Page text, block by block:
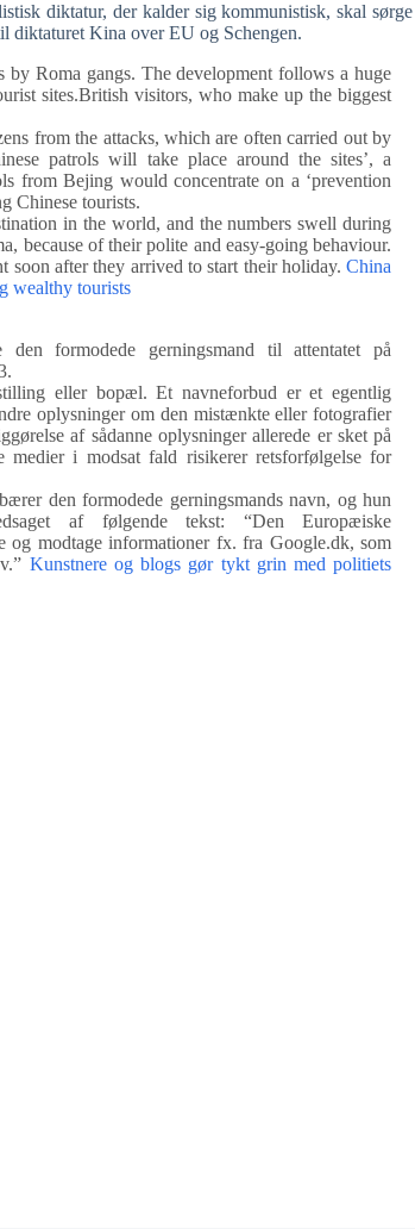
diktatur, der kalder sig kommunistisk, skal sørge
diktaturet Kina over EU og Schengen.
Roma gangs. The development follows a huge
sites.British visitors, who make up the biggest
from the attacks, which are often carried out by
patrols will take place around the sites’, a
from Bejing would concentrate on a ‘prevention
Chinese tourists.
in the world, and the numbers swell during
because of their polite and easy-going behaviour.
soon after they arrived to start their holiday.China
wealthy tourists
formodede gerningsmand til attentatet på
eller bopæl. Et navneforbud er et egentlig
oplysninger om den mistænkte eller fotografier
af sådanne oplysninger allerede er sket på
medier i modsat fald risikerer retsforfølgelse for
den formodede gerningsmands navn, og hun
af følgende tekst: “Den Europæiske
modtage informationer fx. fra Google.dk, som
Kunstnere og blogs gør tykt grin med politiets